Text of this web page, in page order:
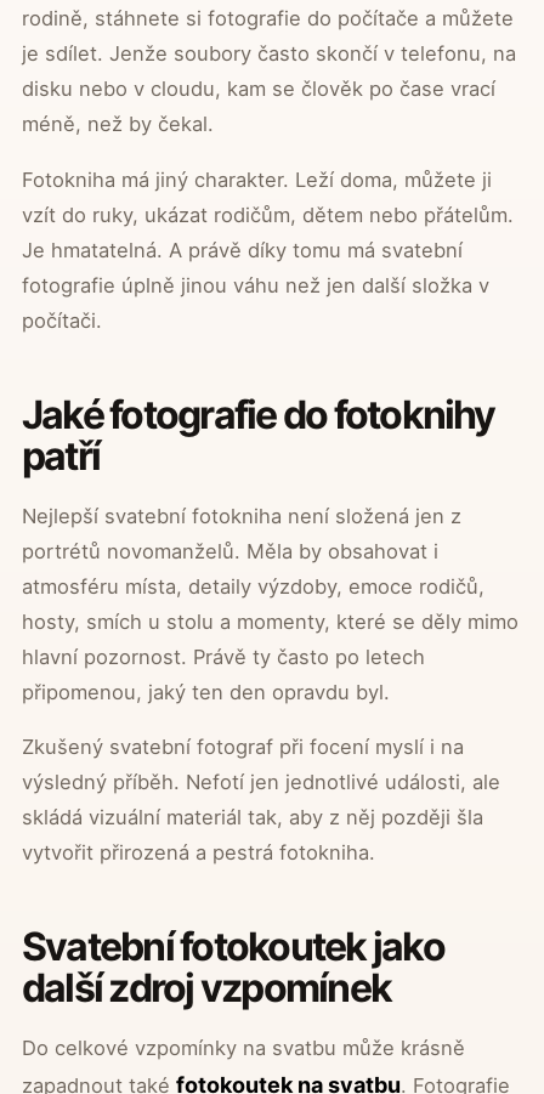
rodině, stáhnete si fotografie do počítače a můžete
je sdílet. Jenže soubory často skončí v telefonu, na
disku nebo v cloudu, kam se člověk po čase vrací
méně, než by čekal.
Fotokniha má jiný charakter. Leží doma, můžete ji
vzít do ruky, ukázat rodičům, dětem nebo přátelům.
Je hmatatelná. A právě díky tomu má svatební
fotografie úplně jinou váhu než jen další složka v
počítači.
Jaké fotografie do fotoknihy
patří
Nejlepší svatební fotokniha není složená jen z
portrétů novomanželů. Měla by obsahovat i
atmosféru místa, detaily výzdoby, emoce rodičů,
hosty, smích u stolu a momenty, které se děly mimo
hlavní pozornost. Právě ty často po letech
připomenou, jaký ten den opravdu byl.
Zkušený svatební fotograf při focení myslí i na
výsledný příběh. Nefotí jen jednotlivé události, ale
skládá vizuální materiál tak, aby z něj později šla
vytvořit přirozená a pestrá fotokniha.
Svatební fotokoutek jako
další zdroj vzpomínek
Do celkové vzpomínky na svatbu může krásně
zapadnout také fotokoutek na svatbu. Fotografie